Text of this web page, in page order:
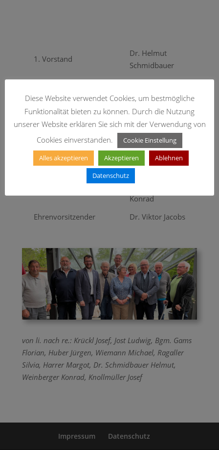
1. Vorstand
Dr. Helmut
Schmidbauer
Kassier und
Geschäftsführer
Josef
Knollmüller
Silvia Ragaller
Vertreterin Ü-Leiter
Margot Harrer
Gerätewart
Josef Krückl
Weinberger
Konrad
Ehrenvorsitzender
Dr. Viktor Jacobs
von li. nach re.: Krückl Josef, Jost Ludwig, Bgm. Gams
Florian, Huber Jürgen, Wiemann Michael, Ragaller
Silvia, Harrer Margot, Dr. Schmidbauer Helmut,
Weinberger Konrad, Knollmüller Josef
Impressum Datenschutz
Diese Website verwendet Cookies, um bestmögliche
Funktionalität bieten zu können. Durch die Nutzung
unserer Website erklären Sie sich mit der Verwendung von
Cookies einverstanden.
Cookie Einstellung
Alles akzeptieren
Akzeptieren
Ablehnen
Datenschutz